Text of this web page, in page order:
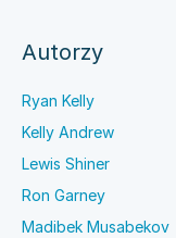
Autorzy
Ryan Kelly
Kelly Andrew
Lewis Shiner
Ron Garney
Madibek Musabekov